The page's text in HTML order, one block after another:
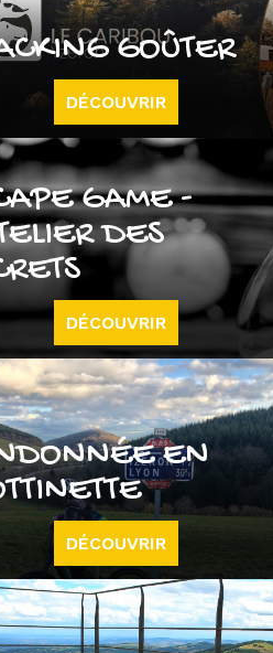
GOÛTER
DÉCOUVRIR
GAME -
DES
DÉCOUVRIR
EN
DÉCOUVRIR